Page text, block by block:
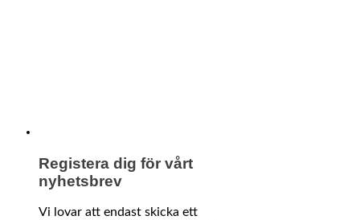
Registera dig för vårt
nyhetsbrev
Vi lovar att endast skicka ett